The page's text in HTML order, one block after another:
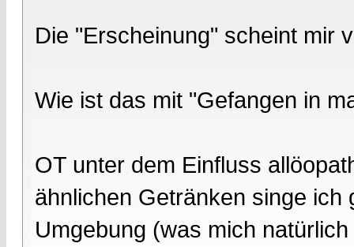
Die "Erscheinung" scheint mir
Wie ist das mit "Gefangen in
OT unter dem Einfluss
ähnlichen Getränken singe
Umgebung (was mich